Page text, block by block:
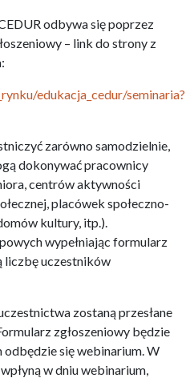
odbywa się poprzez
– link do strony z
edukacja_cedur/seminaria?
zarówno samodzielnie,
dokonywać pracownicy
centrów aktywności
placówek społeczno-
kultury, itp.).
wypełniając formularz
liczbę uczestników
zostaną przesłane
zgłoszeniowy będzie
się webinarium. W
w dniu webinarium,